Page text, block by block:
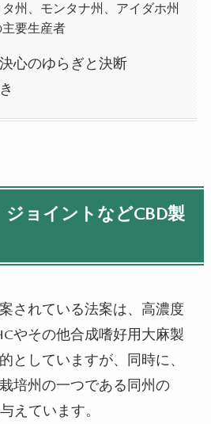
州、モンタナ州、アイダホ州
主要生産者
心のゆらぎと決断
ョイントなどCBD製
されている法案は、高濃度
やその他合成嗜好用大麻製
としていますが、同時に、
培州の一つである同州の
えています。